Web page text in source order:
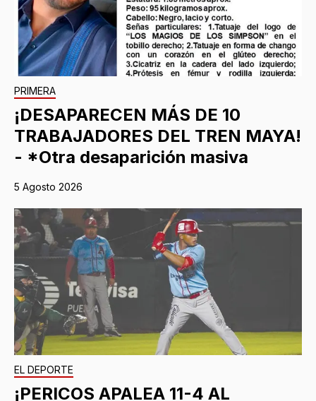
PRIMERA
¡DESAPARECEN MÁS DE 10
TRABAJADORES DEL TREN MAYA!
- *Otra desaparición masiva
5 Agosto 2026
EL DEPORTE
¡PERICOS APALEA 11-4 AL